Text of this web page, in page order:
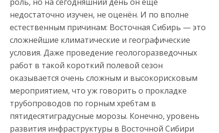
недостаточно изучен, не оценён. И по вполне
естественным причинам: Восточная Сибирь — это
сложнейшие климатические и географические
условия. Даже проведение геологоразведочных
работ в такой короткий полевой сезон
оказывается очень сложным и высокорисковым
мероприятием, что уж говорить о прокладке
трубопроводов по горным хребтам в
пятидесятиградусные морозы. Конечно, уровень
развития инфраструктуры в Восточной Сибири